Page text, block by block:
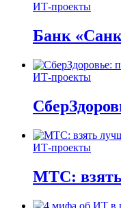
ИТ-проекты
Банк
ИТ-проекты
ИТ-проекты
МТС: взять